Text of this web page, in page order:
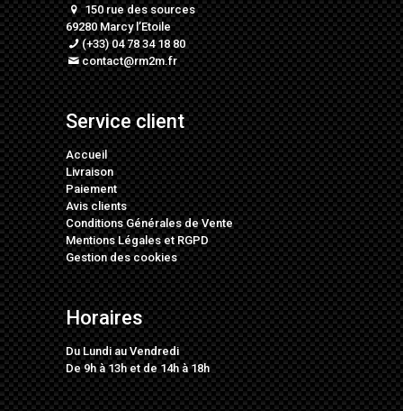
150 rue des sources
69280 Marcy l’Etoile
(+33) 04 78 34 18 80
contact@rm2m.fr
Service client
Accueil
Livraison
Paiement
Avis clients
Conditions Générales de Vente
Mentions LégalesetRGPD
Gestion des cookies
Horaires
Du Lundi au Vendredi
De 9h à 13h et de 14h à 18h